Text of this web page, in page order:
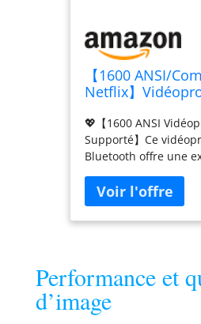
【1600 ANSI/
Netflix】
Focus/Keystone
Projecteur Video
Bluetooth FHD
Haut-Parleurs
Rétroprojecteur
Cinéma Extérieur/
💖【1600 ANSI
Supporté】Ce
Bluetooth offre une
résiste efficacement
interférences de la
ambiante. Profitez
jour sur votre
salon lumineux ou
éclairée. Sa
Performance et
d’image